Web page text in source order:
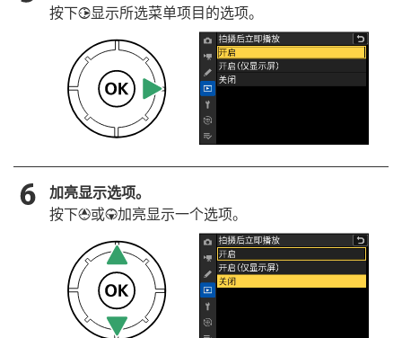
按下2显示所选菜单项目的选项。
加亮显示选项。
按下1或3加亮显示一个选项。